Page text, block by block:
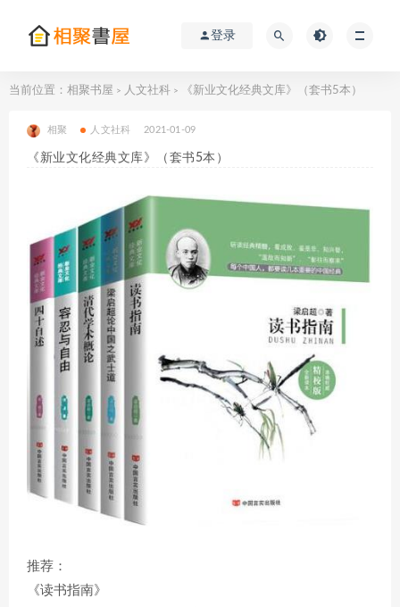
登录
当前位置： 相聚书屋 > 人文社科 > 《新业文化经典文库》（套书5本）
相聚 人文社科 2021-01-09
《新业文化经典文库》（套书5本）
推荐：
《读书指南》